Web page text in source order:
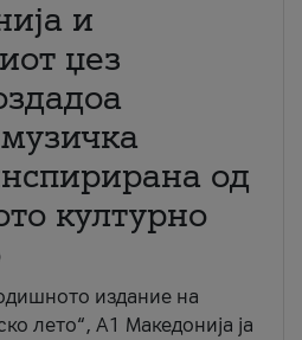
и
џез
од
културно
издание на
лето“, А1 Македонија ја